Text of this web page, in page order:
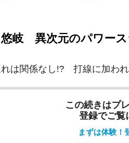
岐 異次元のパワース
は関係なし!? 打線に加われ
この続きはプ
登録でご覧
まずは体験！